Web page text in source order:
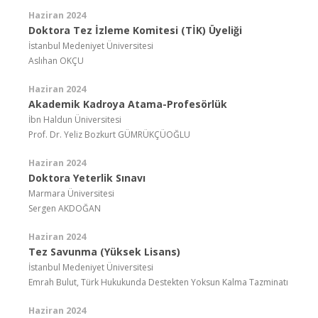
Haziran 2024
Doktora Tez İzleme Komitesi (TİK) Üyeliği
İstanbul Medeniyet Üniversitesi
Aslıhan OKÇU
Haziran 2024
Akademik Kadroya Atama-Profesörlük
İbn Haldun Üniversitesi
Prof. Dr. Yeliz Bozkurt GÜMRÜKÇÜOĞLU
Haziran 2024
Doktora Yeterlik Sınavı
Marmara Üniversitesi
Sergen AKDOĞAN
Haziran 2024
Tez Savunma (Yüksek Lisans)
İstanbul Medeniyet Üniversitesi
Emrah Bulut, Türk Hukukunda Destekten Yoksun Kalma Tazminatı
Haziran 2024